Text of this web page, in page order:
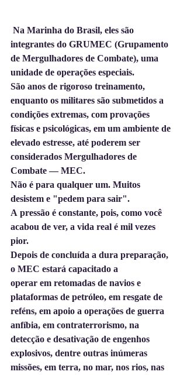
Na Marinha do Brasil, eles são
integrantes do GRUMEC (Grupamento
de Mergulhadores de Combate), uma
unidade de operações especiais.
São anos de rigoroso treinamento,
enquanto os militares são submetidos a
condições extremas, com provações
físicas e psicológicas, em um ambiente de
elevado estresse, até poderem ser
considerados Mergulhadores de
Combate — MEC.
Não é para qualquer um. Muitos
desistem e "pedem para sair".
A pressão é constante, pois, como você
acabou de ver, a vida real é mil vezes
pior.
Depois de concluída a dura preparação,
o MEC estará capacitado a
operar em retomadas de navios e
plataformas de petróleo, em resgate de
reféns, em apoio a operações de guerra
anfíbia, em contraterrorismo, na
detecção e desativação de engenhos
explosivos, dentre outras inúmeras
missões, em terra, no mar, nos rios, nas